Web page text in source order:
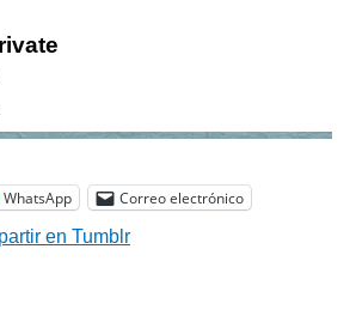
WhatsApp
Correo electrónico
en Tumblr